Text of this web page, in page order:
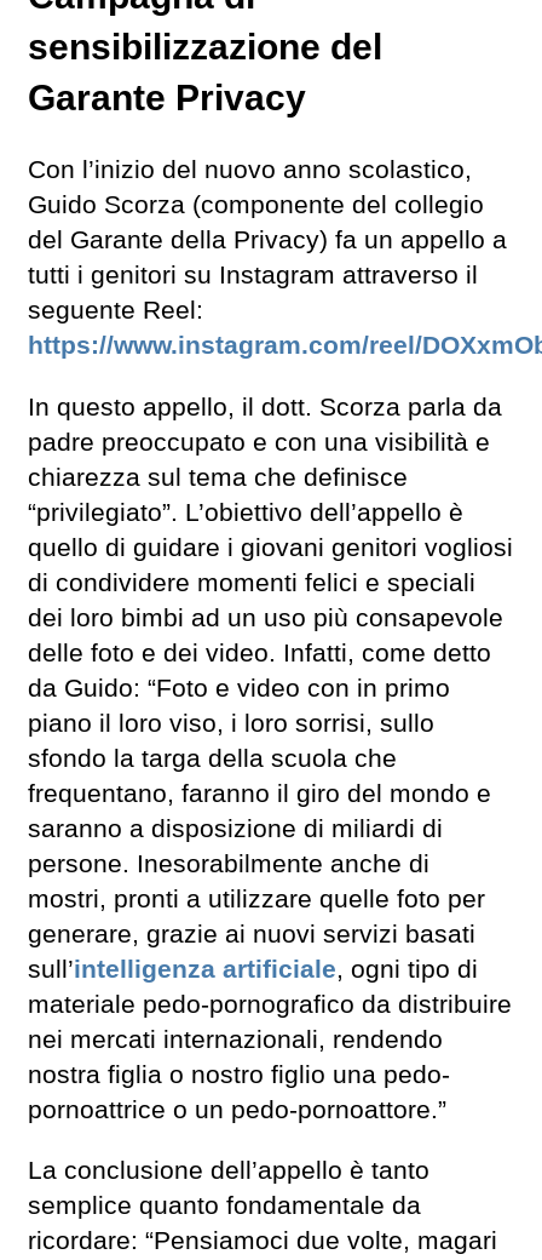
sensibilizzazione del
Garante Privacy
Con l’inizio del nuovo anno scolastico,
Guido Scorza (componente del collegio
del Garante della Privacy) fa un appello a
tutti i genitori su Instagram attraverso il
seguente Reel:
https://www.instagram.com/reel/
In questo appello, il dott. Scorza parla da
padre preoccupato e con una visibilità e
chiarezza sul tema che definisce
“privilegiato”. L’obiettivo dell’appello è
quello di guidare i giovani genitori vogliosi
di condividere momenti felici e speciali
dei loro bimbi ad un uso più consapevole
delle foto e dei video. Infatti, come detto
da Guido: “Foto e video con in primo
piano il loro viso, i loro sorrisi, sullo
sfondo la targa della scuola che
frequentano, faranno il giro del mondo e
saranno a disposizione di miliardi di
persone. Inesorabilmente anche di
mostri, pronti a utilizzare quelle foto per
generare, grazie ai nuovi servizi basati
sull’intelligenza artificiale, ogni tipo di
materiale pedo-pornografico da distribuire
nei mercati internazionali, rendendo
nostra figlia o nostro figlio una pedo-
pornoattrice o un pedo-pornoattore.”
La conclusione dell’appello è tanto
semplice quanto fondamentale da
ricordare: “Pensiamoci due volte, magari